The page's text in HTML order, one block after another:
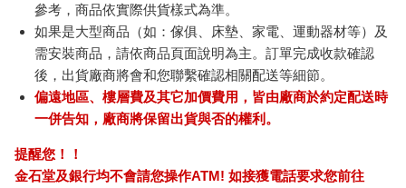
參考，商品依實際供貨樣式為準。
如果是大型商品（如：傢俱、床墊、家電、運動器材等）及
需安裝商品，請依商品頁面說明為主。訂單完成收款確認
後，出貨廠商將會和您聯繫確認相關配送等細節。
偏遠地區、樓層費及其它加價費用，皆由廠商於約定配送時
一併告知，廠商將保留出貨與否的權利。
提醒您！！
金石堂及銀行均不會請您操作ATM! 如接獲電話要求您前往